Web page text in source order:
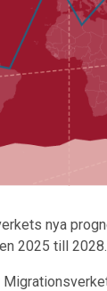
nya
2025 till 2028.